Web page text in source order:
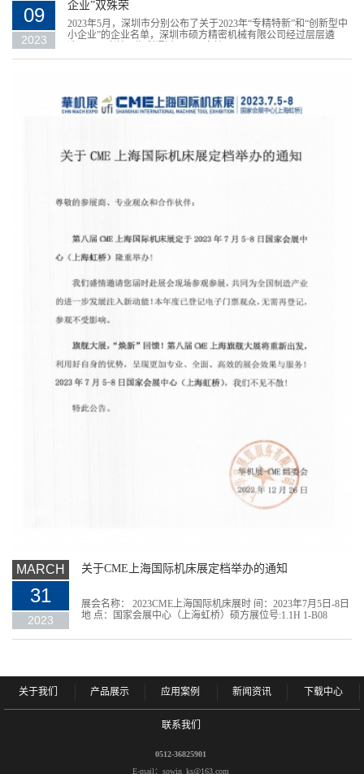
09
2023
企业”双殊荣
2023年5月，深圳市分别公布了关于2023年“专精特新”和“创新型中
小企业”的企业名单，深圳市硕方精密机械有限公司经过层层遴
MARCH
31
2023
关于CME上海国际机床展定档举办的通知
展会名称： 2023CME上海国际机床展时 间：2023年7月5日-8日
地 点：国家会展中心（上海虹桥）硕方展位号:1.1H 1-B08
关于我们 产品展示 应用案例 新闻资讯 下载中心
联系我们
0512-36825901
E-mail： sowin_ks@163.com